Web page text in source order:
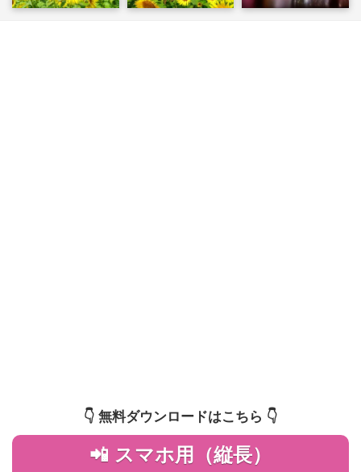
👇️ 無料ダウンロードはこちら 👇️
📲 スマホ用（縦長）